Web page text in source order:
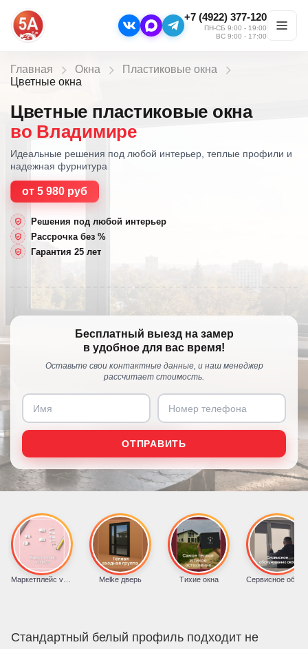
+7 (4922) 377-120
ПН-СБ 9:00 - 19:00
ВС 9:00 - 17:00
Главная Окна
Пластиковые окна
Цветные окна
Цветные пластиковые окна
во Владимире
Идеальные решения под любой интерьер, теплые профили и
надежная фурнитура
от 5 980 руб
Решения под любой интерьер
Рассрочка без %
Гарантия 25 лет
Бесплатный выезд на замер
в удобное для вас время!
Оставьте свои контактные данные, и наш менеджер
рассчитает стоимость.
ОТПРАВИТЬ
Melke дверь Тихие окна
Стандартный белый профиль подходит не